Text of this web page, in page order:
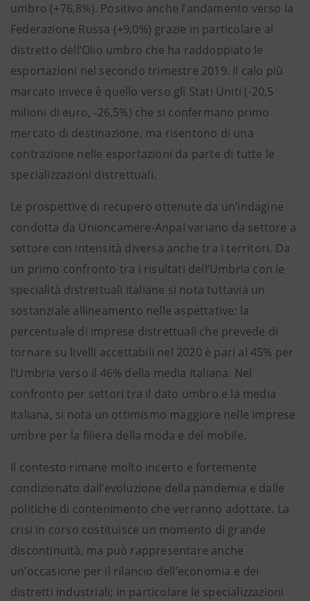
umbro (+76,8%). Positivo anche l’andamento verso la
Federazione Russa (+9,0%) grazie in particolare al
distretto dell’Olio umbro che ha raddoppiato le
esportazioni nel secondo trimestre 2019. Il calo più
marcato invece è quello verso gli Stati Uniti (-20,5
milioni di euro, -26,5%) che si confermano primo
mercato di destinazione, ma risentono di una
contrazione nelle esportazioni da parte di tutte le
specializzazioni distrettuali.
Le prospettive di recupero ottenute da un’indagine
condotta da Unioncamere-Anpal variano da settore a
settore con intensità diversa anche tra i territori. Da
un primo confronto tra i risultati dell’Umbria con le
specialità distrettuali italiane si nota tuttavia un
sostanziale allineamento nelle aspettative: la
percentuale di imprese distrettuali che prevede di
tornare su livelli accettabili nel 2020 è pari al 45% per
l’Umbria verso il 46% della media italiana. Nel
confronto per settori tra il dato umbro e la media
italiana, si nota un ottimismo maggiore nelle imprese
umbre per la filiera della moda e del mobile.
Il contesto rimane molto incerto e fortemente
condizionato dall’evoluzione della pandemia e dalle
politiche di contenimento che verranno adottate. La
crisi in corso costituisce un momento di grande
discontinuità, ma può rappresentare anche
un’occasione per il rilancio dell’economia e dei
distretti industriali; in particolare le specializzazioni